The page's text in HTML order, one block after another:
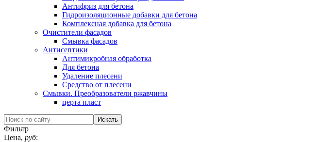
Антифриз для бетона
Гидроизоляционные добавки для бетона
Комплексная добавка для бетона
Очистители фасадов
Смывка фасадов
Антисептики
Антимикробная обработка
Для бетона
Удаление плесени
Средство от плесени
Смывки. Преобразователи ржавчины
церта пласт
Фильтр
Цена, руб: